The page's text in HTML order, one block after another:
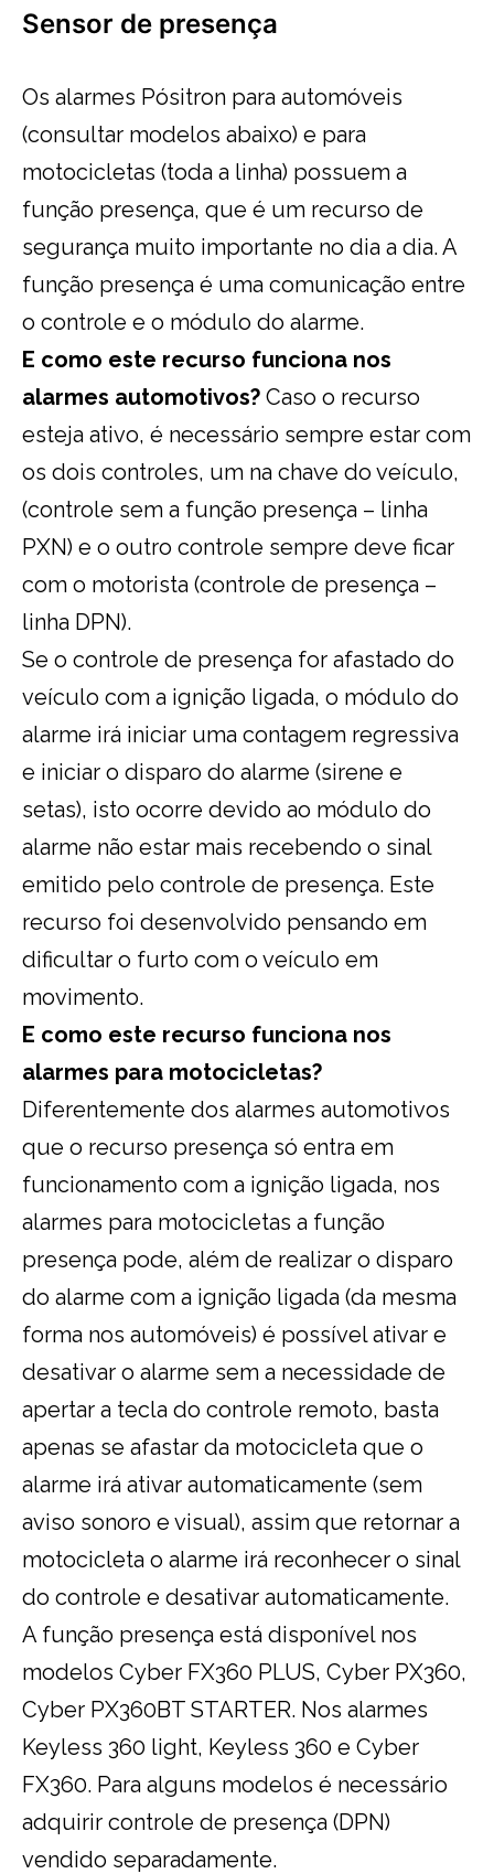
Sensor de presença
Os alarmes Pósitron para automóveis
(consultar modelos abaixo) e para
motocicletas (toda a linha) possuem a
função presença, que é um recurso de
segurança muito importante no dia a dia. A
função presença é uma comunicação entre
o controle e o módulo do alarme.
E como este recurso funciona nos
alarmes automotivos? Caso o recurso
esteja ativo, é necessário sempre estar com
os dois controles, um na chave do veículo,
(controle sem a função presença – linha
PXN) e o outro controle sempre deve ficar
com o motorista (controle de presença –
linha DPN).
Se o controle de presença for afastado do
veículo com a ignição ligada, o módulo do
alarme irá iniciar uma contagem regressiva
e iniciar o disparo do alarme (sirene e
setas), isto ocorre devido ao módulo do
alarme não estar mais recebendo o sinal
emitido pelo controle de presença. Este
recurso foi desenvolvido pensando em
dificultar o furto com o veículo em
movimento.
E como este recurso funciona nos
alarmes para motocicletas?
Diferentemente dos alarmes automotivos
que o recurso presença só entra em
funcionamento com a ignição ligada, nos
alarmes para motocicletas a função
presença pode, além de realizar o disparo
do alarme com a ignição ligada (da mesma
forma nos automóveis) é possível ativar e
desativar o alarme sem a necessidade de
apertar a tecla do controle remoto, basta
apenas se afastar da motocicleta que o
alarme irá ativar automaticamente (sem
aviso sonoro e visual), assim que retornar a
motocicleta o alarme irá reconhecer o sinal
do controle e desativar automaticamente.
A função presença está disponível nos
modelos Cyber FX360 PLUS, Cyber PX360,
Cyber PX360BT STARTER. Nos alarmes
Keyless 360 light, Keyless 360 e Cyber
FX360. Para alguns modelos é necessário
adquirir controle de presença (DPN)
vendido separadamente.